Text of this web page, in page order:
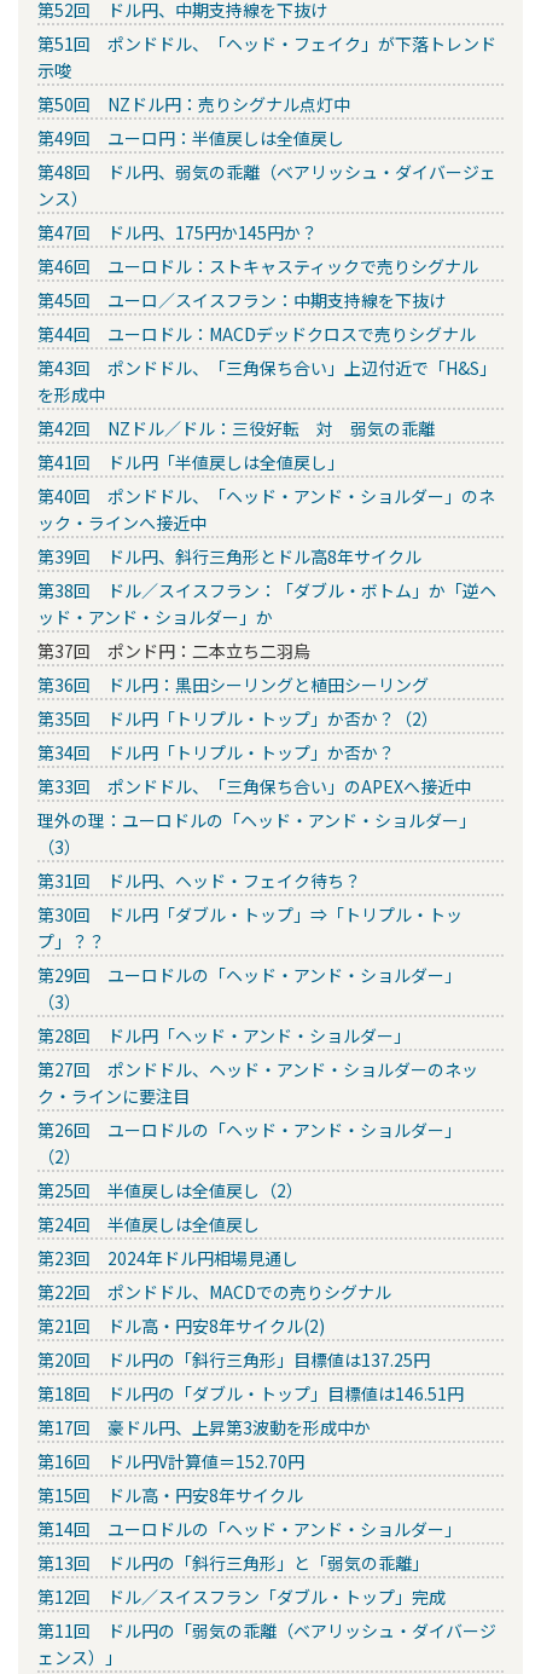
第52回 ドル円、中期支持線を下抜け
第51回 ポンドドル、「ヘッド・フェイク」が下落トレンド
示唆
第50回 NZドル円：売りシグナル点灯中
第49回 ユーロ円：半値戻しは全値戻し
第48回 ドル円、弱気の乖離（ベアリッシュ・ダイバージェ
ンス）
第47回 ドル円、175円か145円か？
第46回 ユーロドル：ストキャスティックで売りシグナル
第45回 ユーロ／スイスフラン：中期支持線を下抜け
第44回 ユーロドル：MACDデッドクロスで売りシグナル
第43回 ポンドドル、「三角保ち合い」上辺付近で「H&S」
を形成中
第42回 NZドル／ドル：三役好転 対 弱気の乖離
第41回 ドル円「半値戻しは全値戻し」
第40回 ポンドドル、「ヘッド・アンド・ショルダー」のネ
ック・ラインへ接近中
第39回 ドル円、斜行三角形とドル高8年サイクル
第38回 ドル／スイスフラン：「ダブル・ボトム」か「逆ヘ
ッド・アンド・ショルダー」か
第37回 ポンド円：二本立ち二羽烏
第36回 ドル円：黒田シーリングと植田シーリング
第35回 ドル円「トリプル・トップ」か否か？（2）
第34回 ドル円「トリプル・トップ」か否か？
第33回 ポンドドル、「三角保ち合い」のAPEXへ接近中
理外の理：ユーロドルの「ヘッド・アンド・ショルダー」
（3）
第31回 ドル円、ヘッド・フェイク待ち？
第30回 ドル円「ダブル・トップ」⇒「トリプル・トッ
プ」？？
第29回 ユーロドルの「ヘッド・アンド・ショルダー」
（3）
第28回 ドル円「ヘッド・アンド・ショルダー」
第27回 ポンドドル、ヘッド・アンド・ショルダーのネッ
ク・ラインに要注目
第26回 ユーロドルの「ヘッド・アンド・ショルダー」
（2）
第25回 半値戻しは全値戻し（2）
第24回 半値戻しは全値戻し
第23回 2024年ドル円相場見通し
第22回 ポンドドル、MACDでの売りシグナル
第21回 ドル高・円安8年サイクル(2)
第20回 ドル円の「斜行三角形」目標値は137.25円
第18回 ドル円の「ダブル・トップ」目標値は146.51円
第17回 豪ドル円、上昇第3波動を形成中か
第16回 ドル円V計算値＝152.70円
第15回 ドル高・円安8年サイクル
第14回 ユーロドルの「ヘッド・アンド・ショルダー」
第13回 ドル円の「斜行三角形」と「弱気の乖離」
第12回 ドル／スイスフラン「ダブル・トップ」完成
第11回 ドル円の「弱気の乖離（ベアリッシュ・ダイバージ
ェンス）」